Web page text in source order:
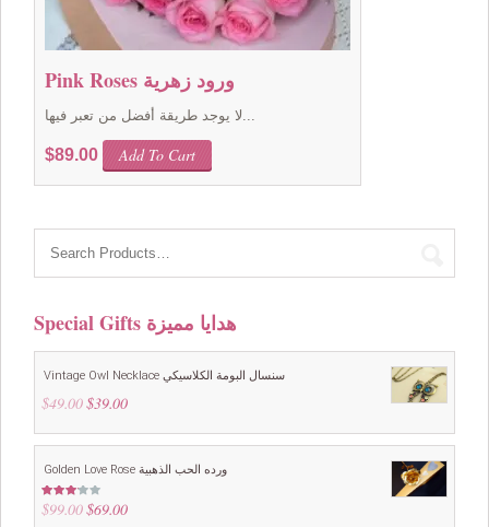
Pink Roses ورود زهرية
$89.00 Add To Cart
Special Gifts هدايا مميزة
Vintage Owl Necklace سنسال البومة الكلاسيكي
$49.00 Original
was:
$39.00Current
is:
Golden Love Rose ورده الحب الذهبية
Rated
3.00
$99.00 Original
$69.00Current